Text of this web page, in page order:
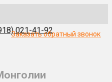
021-41-92
Заказать обратный звонок